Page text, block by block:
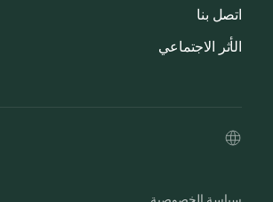
اتصل بنا
الأثر الاجتماعي